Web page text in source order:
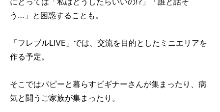
う…」と困惑することも。
「フレブルLIVE」では、交流を目的としたミニエリアを
作る予定。
そこではパピーと暮らすビギナーさんが集まったり、病
気と闘うご家族が集まったり。